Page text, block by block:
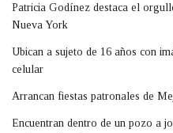
Patricia Godínez destaca el
Nueva York
Ubican a sujeto de 16 años con
celular
Arrancan fiestas patronales de
Encuentran dentro de un pozo a